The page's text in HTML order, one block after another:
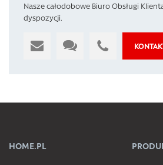
Nasze całodobowe Biuro Obsługi
dyspozycji.
HOME.PL